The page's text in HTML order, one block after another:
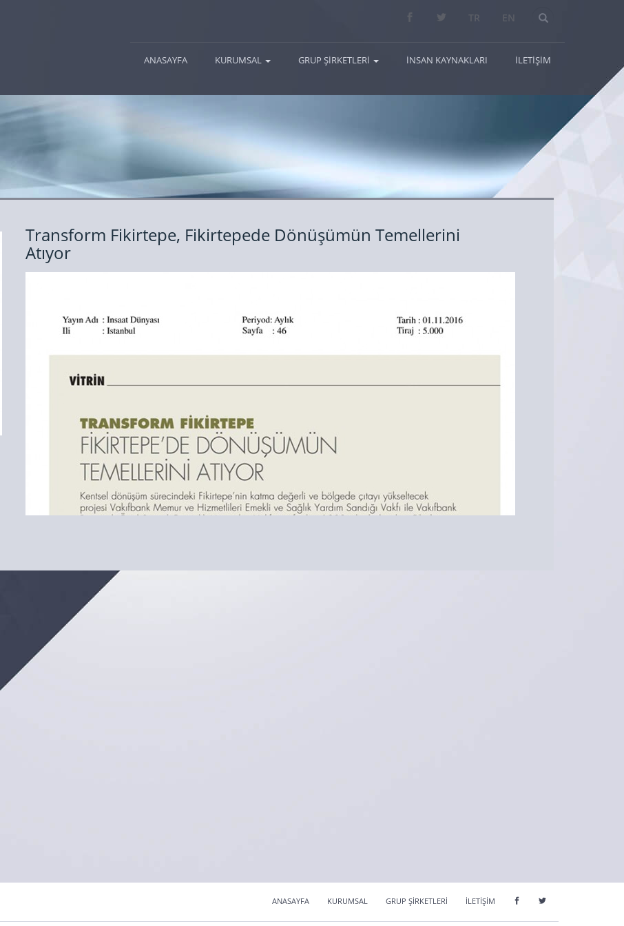
Arama...
TR EN
ANASAYFA(current)KURUMSAL GRUP ŞİRKETLERİ İNSAN KAYNAKLARI İLETİŞİM
Transform Fikirtepe, Fikirtepede Dönüşümün Temellerini
Atıyor
ANASAYFA KURUMSAL GRUP ŞİRKETLERİ İLETİŞİM